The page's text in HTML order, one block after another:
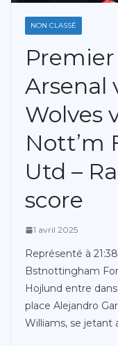
NON CLASSÉ
Arsenal
Wolves
Nott’m
Utd –
score
1 avril 2025
Représenté à
Bstnottingham
Hojlund entre
place Alejandro
Williams, se jetant